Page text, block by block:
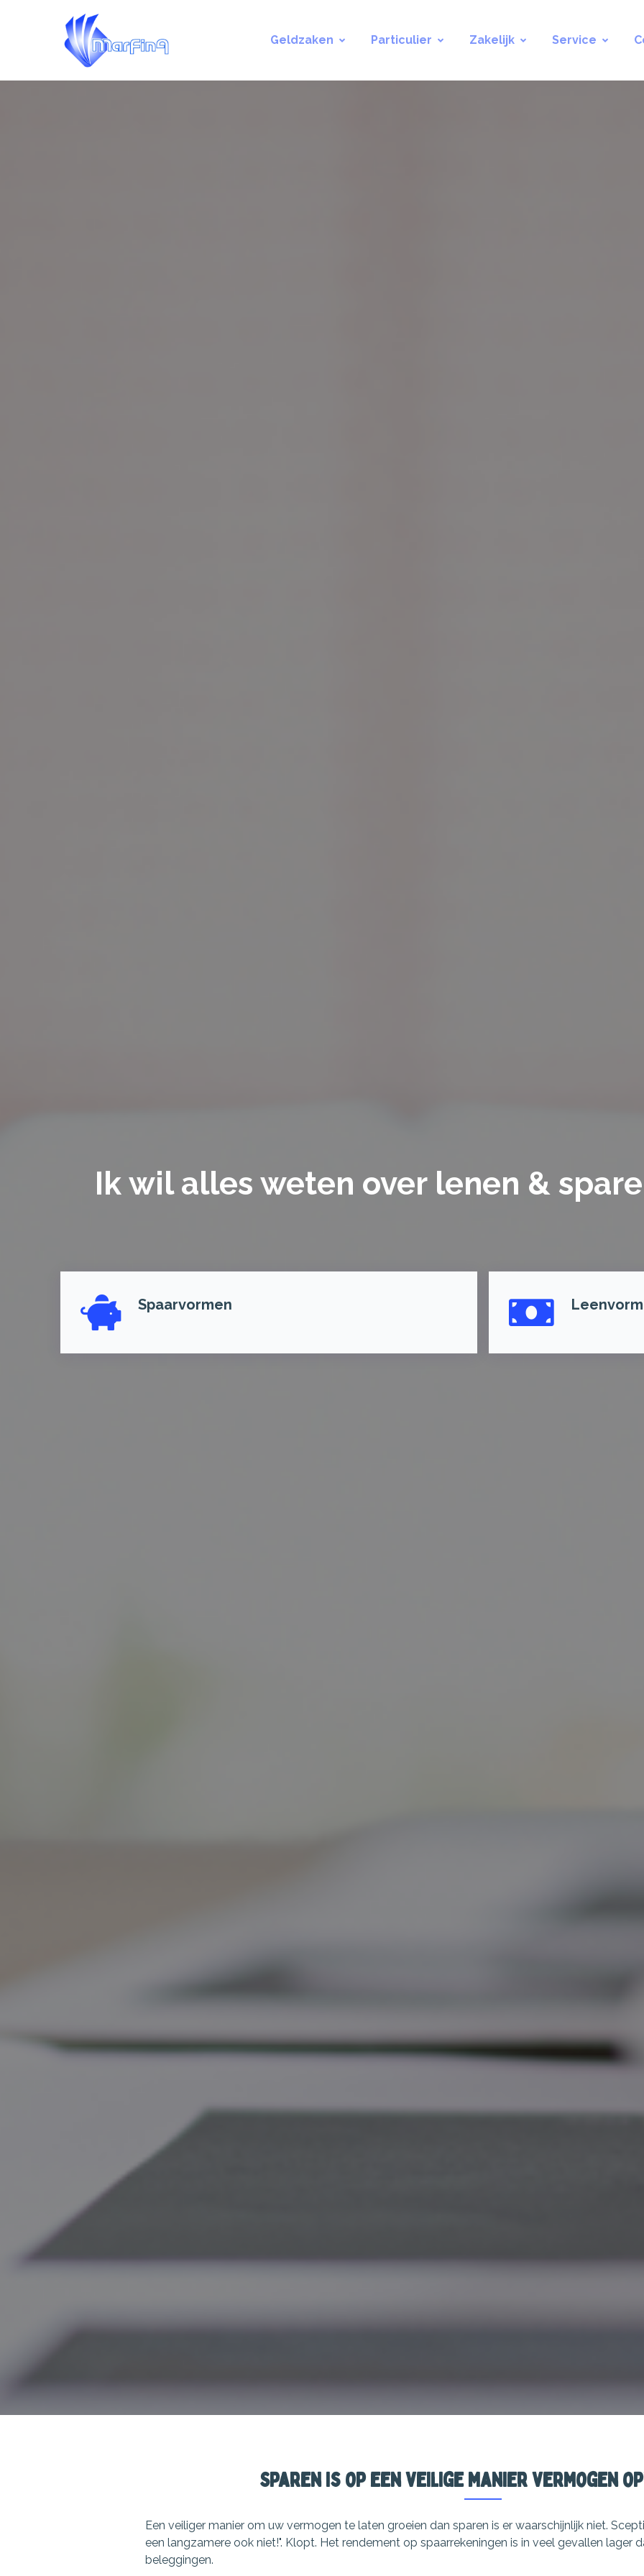
Geldzaken Particulier Zakelijk Service
Ik wil alles weten over lenen &
Spaarvormen
Sparen is op een veilige manier vermogen
Een veiliger manier om uw vermogen te laten groeien dan sparen is er waarschijnlijk niet.
een langzamere ook niet!". Klopt. Het rendement op spaarrekeningen is in veel gevallen lager
beleggingen.